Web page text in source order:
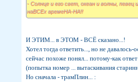
- Солнце и его свет, океан и волны, певец
наВСЕх времеНА-НА!!
И ЭТИМ... в ЭТОМ - ВСЁ сказано...!
Хотел тогда ответить..., но не
сейчас похоже понял... потому-как
(попытка номер ... вытаскивания
Но сначала - трамПлин... :